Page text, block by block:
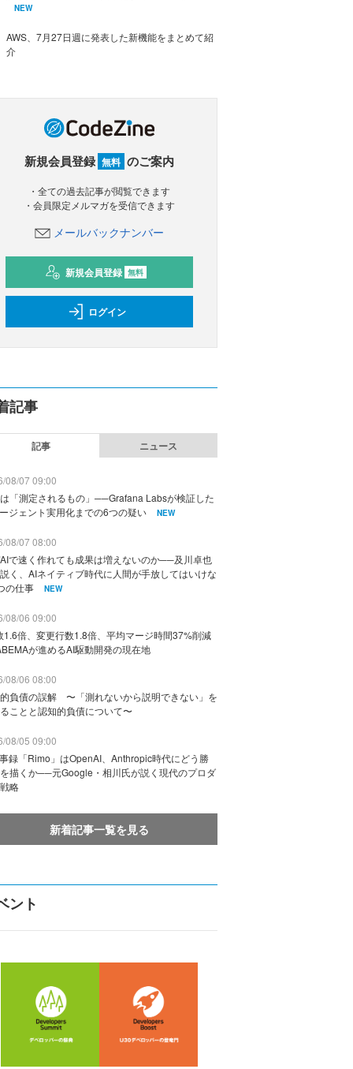
NEW
AWS、7月27日週に発表した新機能をまとめて紹
介
新規会員登録 無料 のご案内
・全ての過去記事が閲覧できます
・会員限定メルマガを受信できます
メールバックナンバー
新規会員登録 無料
ログイン
記事
記事 ニュース
08/07 09:00
「測定されるもの」──Grafana Labsが検証した
ジェント実用化までの6つの疑い
NEW
08/07 08:00
で速く作れても成果は増えないのか──及川卓也
く、AIネイティブ時代に人間が手放してはいけな
の仕事
NEW
08/06 09:00
1.6倍、変更行数1.8倍、平均マージ時間37%削減
が進めるAI駆動開発の現在地
08/06 08:00
負債の誤解 〜「測れないから説明できない」を
ことと認知的負債について〜
08/05 09:00
録「Rimo」はOpenAI、Anthropic時代にどう勝
描くか──元Google・相川氏が説く現代のプロダ
略
新着記事一覧を見る
ント